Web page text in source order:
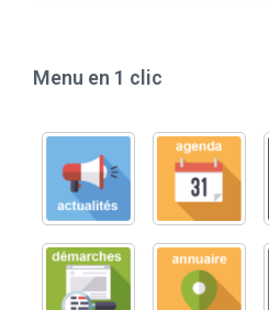
Menu en 1 clic